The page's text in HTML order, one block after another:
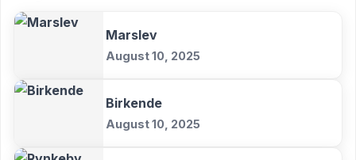
Marslev
August 10, 2025
Birkende
August 10, 2025